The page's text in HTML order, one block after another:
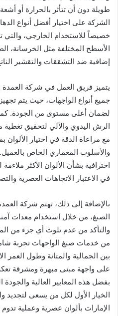
طويلة دون أن تتأثر بالحرارة أو
الشركة على اختيار أفضل أنواع
خصيصاً للاستخدام الخارجي، والتي
الأسطح المختلفة مثل الخرسانة،
إضافية ضد التشققات والتقشير
يتميز فريق العمل في شركة العمدة
جميع أنواع الواجهات، حيث يتم
لضمان أعلى مستوى من الجودة.
الرش اليدوي والآلي لتحقيق تغطية
مع مراعاة الدقة في اختيار الألوان
والأسلوب المعماري الخاص
احترافية بشأن الألوان الأكثر
في الاعتبار الاتجاهات العصرية
بالإضافة إلى ذلك، تهتم شركة
الصبغ، من خلال استخدام معدات
والتأكد من عدم تلوث أي جزء من
من خدمات صبغ الواجهات تجربة
بين الجمالية والمتانة وطول العمر
على واجهة مبنى مبهرة ومشرقة
بفضل هذه المعايير العالية
الخيار الأول لكل من يسعى لتجديد
الإمارات بألوان عصرية وعملية تدوم